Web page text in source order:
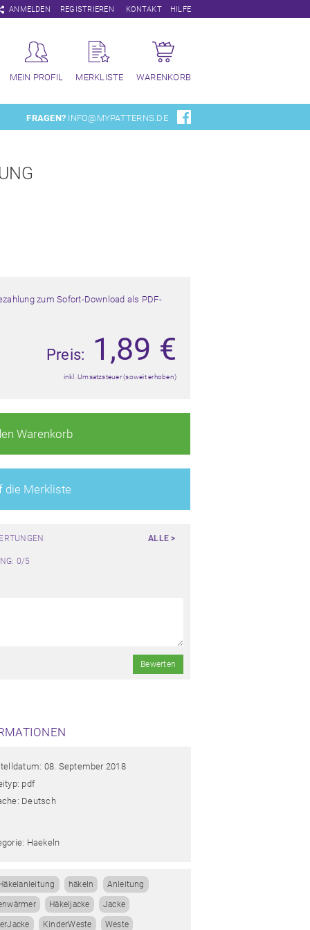
ANMELDEN
Navigation
überspringen
REGISTRIEREN KONTAKT HILFE
MEIN PROFIL MERKLISTE WARENKORB
FRAGEN? INFO@MYPATTERNS.DE
zum Sofort-Download als PDF-
Preis: 1,89 €
inkl. Umsatzsteuer (soweit erhoben)
Warenkorb
die Merkliste
ALLE >
0/5
Bewerten
08. September 2018
pdf
Deutsch
Haekeln
häkeln Anleitung
Häkeljacke Jacke
KinderWeste Weste